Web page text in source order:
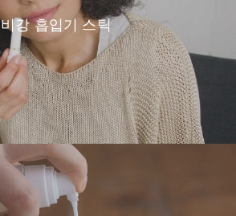
비강 흡입기 스틱